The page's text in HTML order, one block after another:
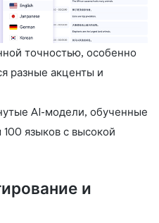
точностью, особенно
разные акценты и
AI-модели, обученные
языков с высокой
и